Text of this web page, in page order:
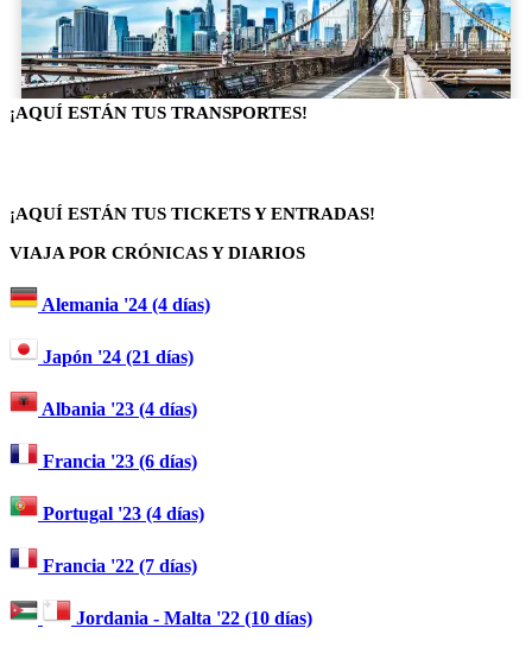
¡AQUÍ ESTÁN TUS TRANSPORTES!
¡AQUÍ ESTÁN TUS TICKETS Y ENTRADAS!
VIAJA POR CRÓNICAS Y DIARIOS
Alemania '24 (4 días)
Japón '24 (21 días)
Albania '23 (4 días)
Francia '23 (6 días)
Portugal '23 (4 días)
Francia '22 (7 días)
Jordania - Malta '22 (10 días)